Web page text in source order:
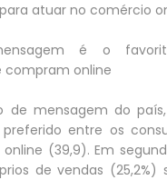
atuar no comércio
é o
compram online
de mensagem do
entre os
(39,9). Em
de vendas (25,2%)